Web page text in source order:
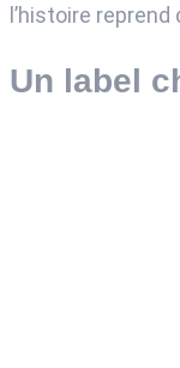
l’histoire
Un label